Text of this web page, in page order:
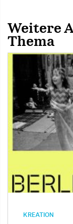
Weitere
Thema
KREATION